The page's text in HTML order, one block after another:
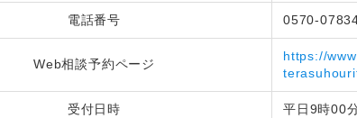
電話番号 0570-
Web相談予約ページ
https://
受付日時 平日9時00